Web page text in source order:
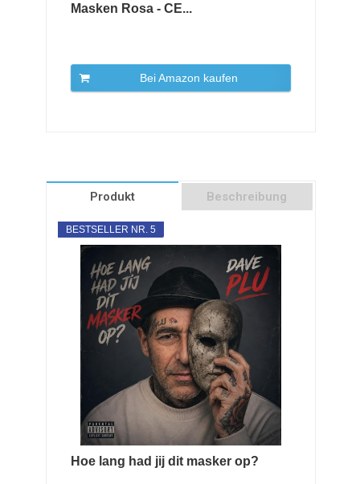
Masken Rosa - CE...
Bei Amazon kaufen
Produkt Beschreibung
BESTSELLER NR. 5
Hoe lang had jij dit masker op?